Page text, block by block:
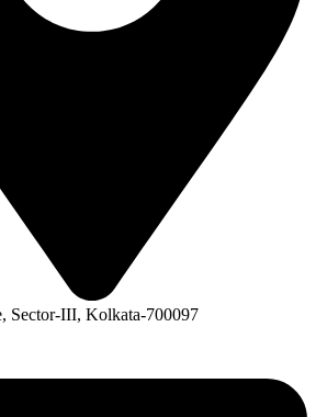
Sector-III, Kolkata-700097